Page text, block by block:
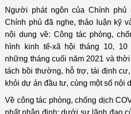
Người phát ngôn của Chính phủ
Chính phủ đã nghe, thảo luận kỹ
nội dung về: Công tác phòng,
hình kinh tế-xã hội tháng 10, 10
những tháng cuối năm 2021 và
tách bồi thường, hỗ trợ, tái định
khỏi dự án đầu tư, cùng một số nội
Về công tác phòng, chống dịch